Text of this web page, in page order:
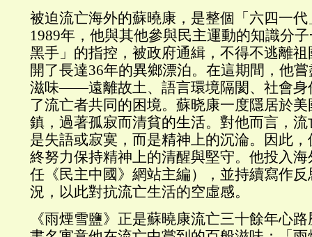
被迫流亡海外的蘇曉康，是整個「六四一
1989年，他與其他參與民主運動的知識分
黑手」的指控，被政府通緝，不得不逃離
開了長達36年的異鄉漂泊。在這期間，他
滋味——遠離故土、語言環境隔閡、社會身
了流亡者共同的困境。蘇晓康一度隱居於
鎮，過著孤寂而清貧的生活。對他而言，
是失語或寂寞，而是精神上的沉淪。因此
終努力保持精神上的清醒與堅守。他投入
任《民主中國》網站主編），並持續寫作
況，以此對抗流亡生活的空虛感。
《雨煙雪鹽》正是蘇曉康流亡三十餘年心